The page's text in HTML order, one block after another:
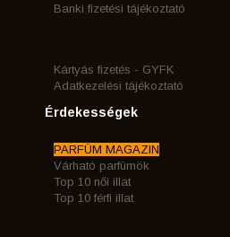
Banki fizetési tájékoztató
Kártyás fizetés - GYFK
Adatkezelési tájékoztató
Érdekességek
PARFÜM MAGAZIN
Várható parfümök
Top 10 női illat
Top 10 férfi illat